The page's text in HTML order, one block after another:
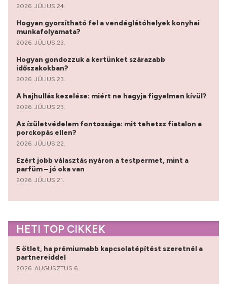
2026. JÚLIUS 24.
Hogyan gyorsítható fel a vendéglátóhelyek konyhai
munkafolyamata?
2026. JÚLIUS 23.
Hogyan gondozzuk a kertünket szárazabb
időszakokban?
2026. JÚLIUS 23.
A hajhullás kezelése: miért ne hagyja figyelmen kívül?
2026. JÚLIUS 23.
Az ízületvédelem fontossága: mit tehetsz fiatalon a
porckopás ellen?
2026. JÚLIUS 22.
Ezért jobb választás nyáron a testpermet, mint a
parfüm – jó oka van
2026. JÚLIUS 21.
HETI TOP CIKKEK
5 ötlet, ha prémiumabb kapcsolatépítést szeretnél a
partnereiddel
2026. AUGUSZTUS 6.